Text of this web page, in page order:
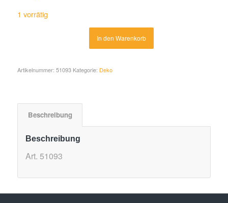
1 vorrätig
In den Warenkorb
Artikelnummer: 51093 Kategorie: Deko
Beschreibung
Beschreibung
Art. 51093